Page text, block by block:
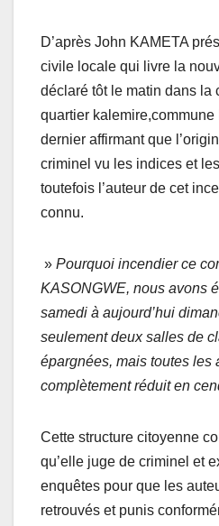
D’après John KAMETA
civile locale qui livre la
déclaré tôt le matin dans la
quartier
dernier affirmant que
criminel vu les indices et
toutefois l’auteur de cet
connu.
» Pourquoi incendier ce
KASONGWE, nous avons
samedi à aujourd’hui
seulement deux salles de
épargnées, mais toutes les
complètement réduit en
Cette structure citoyenne
qu’elle juge de criminel et
enquêtes pour que les
retrouvés et punis